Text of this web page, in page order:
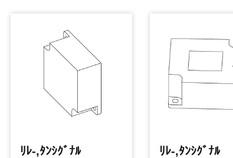
ﾘﾚ-,ﾀﾝｼｸﾞﾅﾙ ﾘﾚ-,ﾀﾝｼｸﾞﾅﾙ